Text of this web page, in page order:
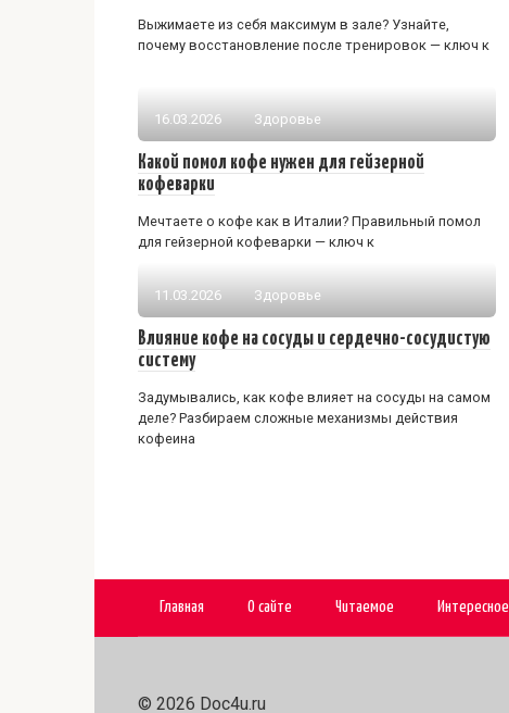
Выжимаете из себя максимум в зале? Узнайте,
почему восстановление после тренировок — ключ к
16.03.2026 Здоровье
Какой помол кофе нужен для гейзерной
кофеварки
Мечтаете о кофе как в Италии? Правильный помол
для гейзерной кофеварки — ключ к
11.03.2026 Здоровье
Влияние кофе на сосуды и сердечно-сосудистую
систему
Задумывались, как кофе влияет на сосуды на самом
деле? Разбираем сложные механизмы действия
кофеина
Главная О сайте Читаемое Интересное
© 2026 Doc4u.ru